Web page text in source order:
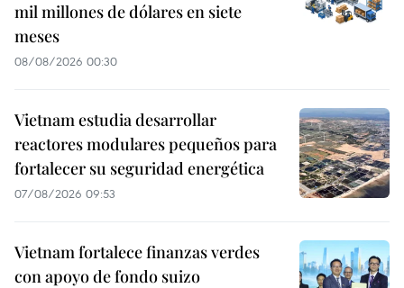
mil millones de dólares en siete
meses
08/08/2026 00:30
Vietnam estudia desarrollar
reactores modulares pequeños para
fortalecer su seguridad energética
07/08/2026 09:53
Vietnam fortalece finanzas verdes
con apoyo de fondo suizo